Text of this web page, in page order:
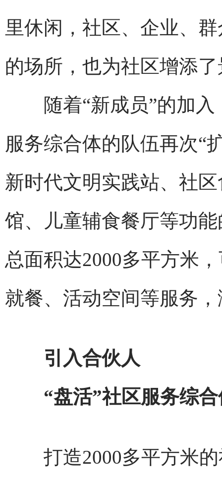
里休闲，社区、企业、
的场所，也为社区增添
随着“新成员”的加入
服务综合体的队伍再次“
新时代文明实践站、社
馆、儿童辅食餐厅等功
总面积达2000多平方米
就餐、活动空间等服务
引入合伙人
“盘活”社区服务综合
打造2000多平方米的